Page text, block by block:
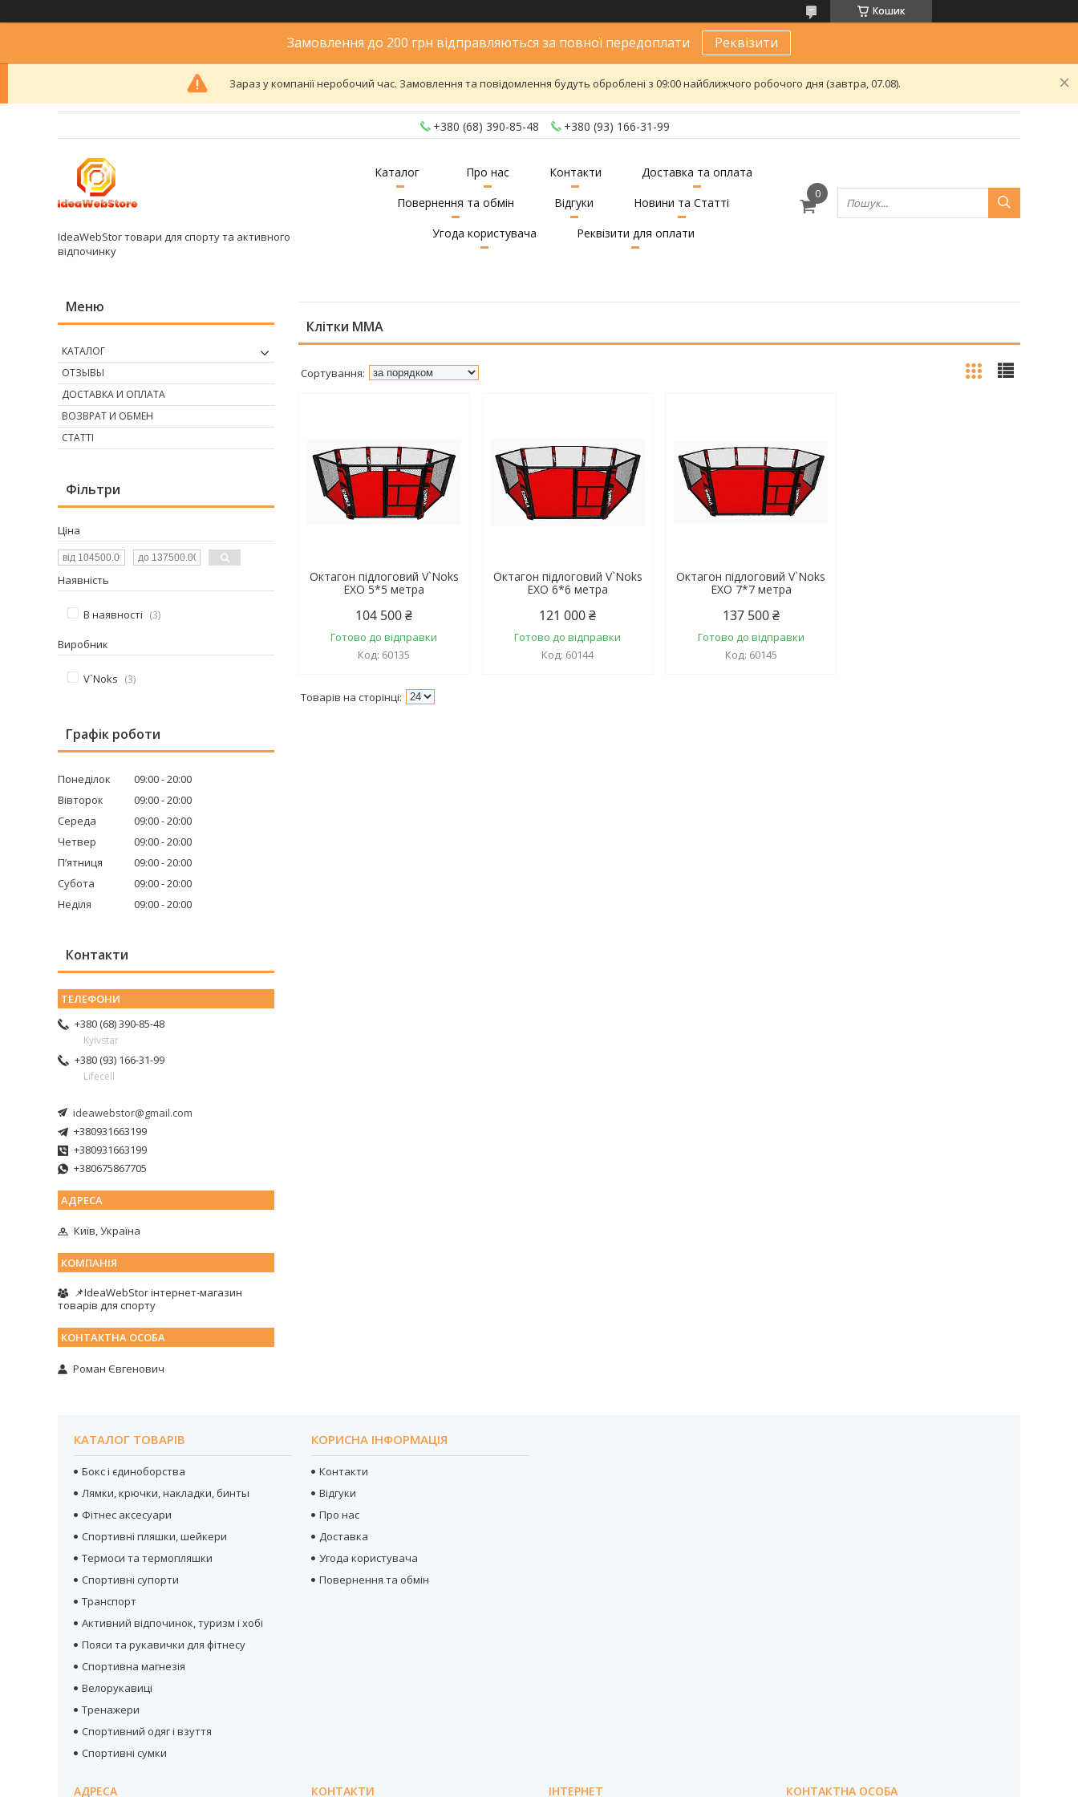
Кошик
Замовлення до 200 грн відправляються за повної передоплати Реквізити
Зараз у компанії неробочий час. Замовлення та повідомлення будуть оброблені з 09:00 найближчого робочого дня (завтра, 07.08).
+380 (68) 390-85-48 +380 (93) 166-31-99
IdeaWebStor товари для спорту та активного
відпочинку
Каталог Про нас Контакти
Доставка та оплата
Повернення та обмін
Відгуки
Новини та Статті
Угода користувача
Реквізити для оплати
Клітки ММА
Октагон підлоговий V`Noks
EXO 5*5 метра
104 500 ₴
Готово до відправки
60135
Октагон підлоговий V`Noks
EXO 6*6 метра
121 000 ₴
Готово до відправки
60144
Октагон підлоговий V`Noks
EXO 7*7 метра
137 500 ₴
Готово до відправки
60145
КАТАЛОГ
ОТЗЫВЫ
ДОСТАВКА И ОПЛАТА
ВОЗВРАТ И ОБМЕН
СТАТТІ
Фільтри
Ціна
Наявність
В наявності 3
Виробник
V`Noks 3
Графік роботи
Понеділок 09:00 20:00
Вівторок
09:00 20:00
Середа
09:00 20:00
Четвер
09:00 20:00
Пʼятниця
09:00 20:00
Субота
09:00 20:00
Неділя
09:00 20:00
Контакти
+380 (68) 390-85-48
Kyivstar
+380 (93) 166-31-99
Lifecell
ideawebstor@gmail.com
+380931663199
+380931663199
+380675867705
Київ, Україна
📌IdeaWebStor інтернет-магазин
товарів для спорту
Роман Євгенович
КАТАЛОГ ТОВАРІВ
Бокс і єдиноборства
Лямки, крючки, накладки, бинты
Фітнес аксесуари
Спортивні пляшки, шейкери
Термоси та термопляшки
Спортивні супорти
Транспорт
Активний відпочинок, туризм і хобі
Пояси та рукавички для фітнесу
Спортивна магнезія
Велорукавиці
Тренажери
Спортивний одяг і взуття
Спортивні сумки
КОРИСНА ІНФОРМАЦІЯ
Контакти
Відгуки
Про нас
Доставка
Угода користувача
Повернення та обмін